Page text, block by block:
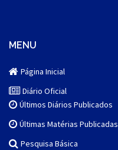
MENU
Página Inicial
Diário Oficial
Últimos Diários Publicados
Últimas Matérias Publicadas
Pesquisa Básica